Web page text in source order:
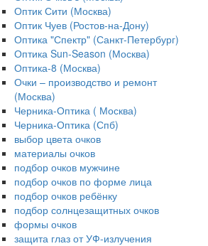
Оптик Сити (Москва)
Оптик Чуев (Ростов-на-Дону)
Оптика "Спектр" (Санкт-Петербург)
Оптика Sun-Season (Москва)
Оптика-8 (Москва)
Очки – производство и ремонт
(Москва)
Черника-Оптика ( Москва)
Черника-Оптика (Спб)
выбор цвета очков
материалы очков
подбор очков мужчине
подбор очков по форме лица
подбор очков ребёнку
подбор солнцезащитных очков
формы очков
защита глаз от УФ-излучения